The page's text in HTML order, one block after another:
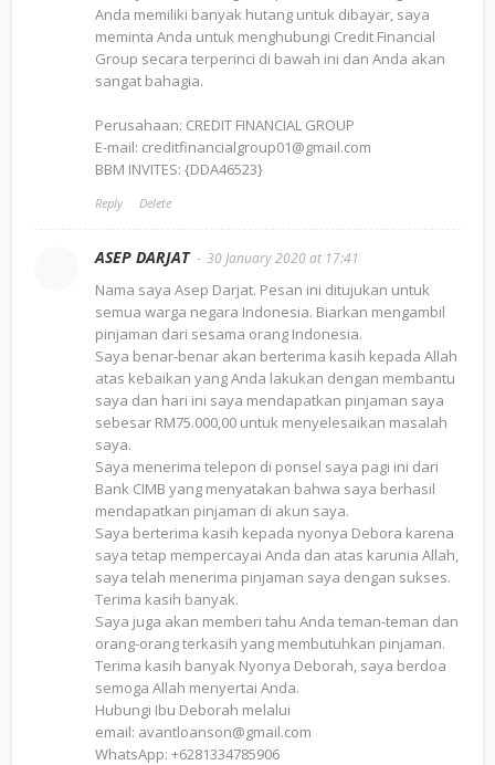
Anda memiliki banyak hutang untuk dibayar, saya
meminta Anda untuk menghubungi Credit Financial
Group secara terperinci di bawah ini dan Anda akan
sangat bahagia.
Perusahaan: CREDIT FINANCIAL GROUP
E-mail: creditfinancialgroup01@gmail.com
BBM INVITES: {DDA46523}
Reply Delete
ASEP DARJAT 30 January 2020 at 17:41
Nama saya Asep Darjat. Pesan ini ditujukan untuk
semua warga negara Indonesia. Biarkan mengambil
pinjaman dari sesama orang Indonesia.
Saya benar-benar akan berterima kasih kepada Allah
atas kebaikan yang Anda lakukan dengan membantu
saya dan hari ini saya mendapatkan pinjaman saya
sebesar RM75.000,00 untuk menyelesaikan masalah
saya.
Saya menerima telepon di ponsel saya pagi ini dari
Bank CIMB yang menyatakan bahwa saya berhasil
mendapatkan pinjaman di akun saya.
Saya berterima kasih kepada nyonya Debora karena
saya tetap mempercayai Anda dan atas karunia Allah,
saya telah menerima pinjaman saya dengan sukses.
Terima kasih banyak.
Saya juga akan memberi tahu Anda teman-teman dan
orang-orang terkasih yang membutuhkan pinjaman.
Terima kasih banyak Nyonya Deborah, saya berdoa
semoga Allah menyertai Anda.
Hubungi Ibu Deborah melalui
email: avantloanson@gmail.com
WhatsApp: +6281334785906